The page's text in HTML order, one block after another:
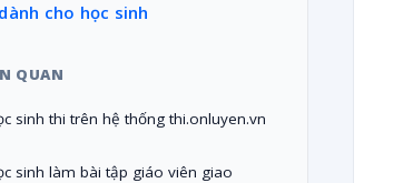
cho học sinh
QUAN
sinh thi trên hệ thống thi.onluyen.vn
sinh làm bài tập giáo viên giao